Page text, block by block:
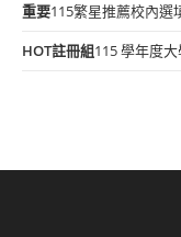
重要115繁星推薦校內選
HOT註冊組115 學年度